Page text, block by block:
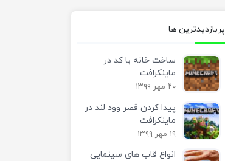
پربازدیدترین ها
ساخت خانه با کد در
ماینکرافت
۲۰ مهر ۱۳۹۹
پیدا کردن قصر وود لند در
ماینکرافت
۱۹ مهر ۱۳۹۹
انواع قاب های سینمایی